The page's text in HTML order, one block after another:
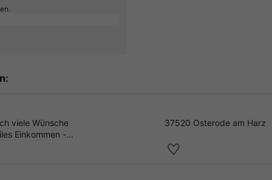
viele Wünsche
Einkommen -...
37520 Osterode am Harz